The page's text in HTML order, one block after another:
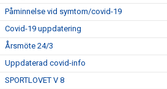
Påminnelse vid symtom/covid-19
Covid-19 uppdatering
Årsmöte 24/3
Uppdaterad covid-info
SPORTLOVET V 8